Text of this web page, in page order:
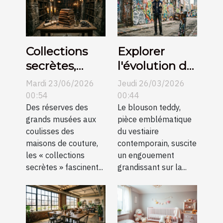
Collections
secrètes,
histoires
méconnues
Mardi 23/06/2026
00:54
Des réserves des
grands musées aux
coulisses des
maisons de couture,
les « collections
secrètes » fascinent...
Explorer
l'évolution du
blouson
teddy dans la
mode
mondiale
Jeudi 26/03/2026
00:44
Le blouson teddy,
pièce emblématique
du vestiaire
contemporain, suscite
un engouement
grandissant sur la...